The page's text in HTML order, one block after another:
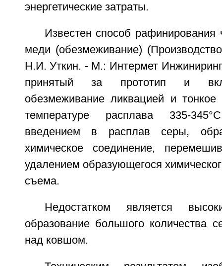
энергетические затраты.
Известен способ рафинирования
меди (обезмеживание)
Н.И. Уткин. - М.: Интермет
принятый за прототип и
обезмеживание ликвацией и
температуре расплава 335-
введением в расплав серы,
химическое соединение,
удалением образующегося
съема.
Недостатком является
образование большого количества
над ковшом.